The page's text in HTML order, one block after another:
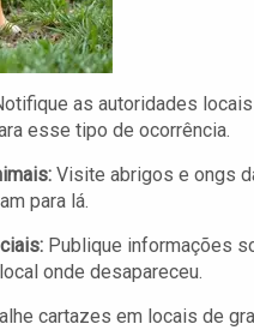
as autoridades
esse tipo de ocorrência.
Visite abrigos e ongs
para lá.
Publique informações
onde desapareceu.
cartazes em locais de